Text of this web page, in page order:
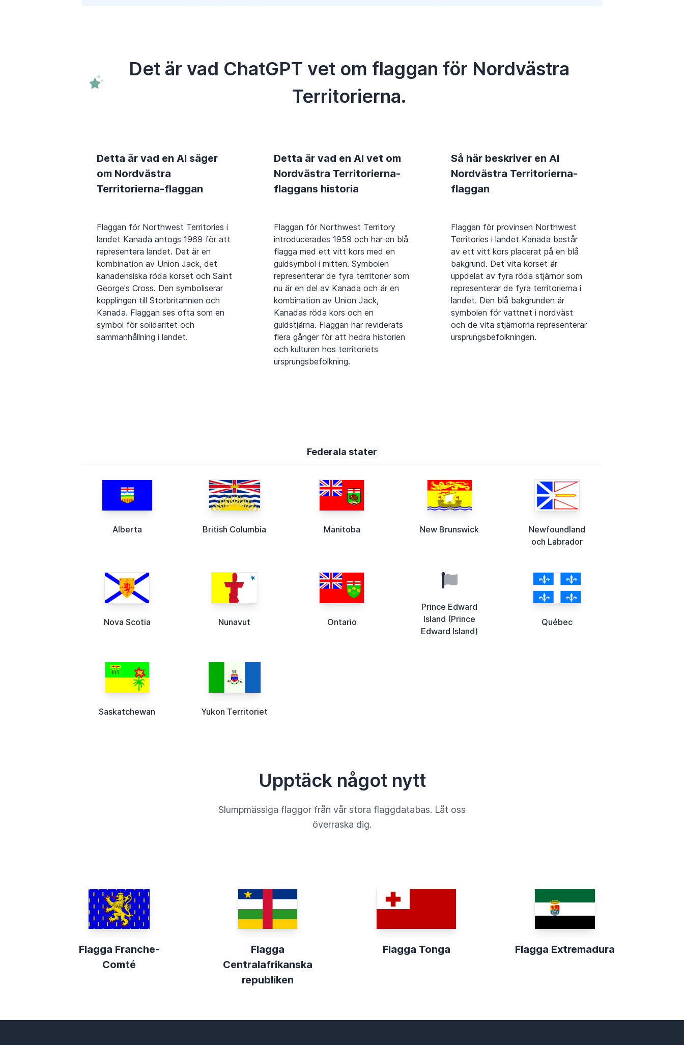
Det är vad ChatGPT vet om flaggan för Nordvästra
Territorierna.
Detta är vad en AI säger
om Nordvästra
Territorierna-flaggan
Flaggan för Northwest Territories i
landet Kanada antogs 1969 för att
representera landet. Det är en
kombination av Union Jack, det
kanadensiska röda korset och Saint
George's Cross. Den symboliserar
kopplingen till Storbritannien och
Kanada. Flaggan ses ofta som en
symbol för solidaritet och
sammanhållning i landet.
Detta är vad en AI vet om
Nordvästra Territorierna-
flaggans historia
Flaggan för Northwest Territory
introducerades 1959 och har en blå
flagga med ett vitt kors med en
guldsymbol i mitten. Symbolen
representerar de fyra territorier som
nu är en del av Kanada och är en
kombination av Union Jack,
Kanadas röda kors och en
guldstjärna. Flaggan har reviderats
flera gånger för att hedra historien
och kulturen hos territoriets
ursprungsbefolkning.
Så här beskriver en AI
Nordvästra Territorierna-
flaggan
Flaggan för provinsen Northwest
Territories i landet Kanada består
av ett vitt kors placerat på en blå
bakgrund. Det vita korset är
uppdelat av fyra röda stjärnor som
representerar de fyra territorierna i
landet. Den blå bakgrunden är
symbolen för vattnet i nordväst
och de vita stjärnorna representerar
ursprungsbefolkningen.
Federala stater
Alberta British Columbia Manitoba New Brunswick
Newfoundland
och Labrador
Nova Scotia Nunavut Ontario
Prince Edward
Island (Prince
Edward Island)
Québec
Saskatchewan Yukon Territoriet
Upptäck något nytt
Slumpmässiga flaggor från vår stora flaggdatabas. Låt oss
överraska dig.
Flagga Franche-
Comté
Flagga
Centralafrikanska
republiken
Flagga Tonga Flagga Extremadura